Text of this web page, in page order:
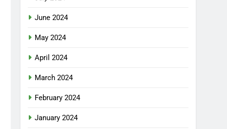
June 2024
May 2024
April 2024
March 2024
February 2024
January 2024